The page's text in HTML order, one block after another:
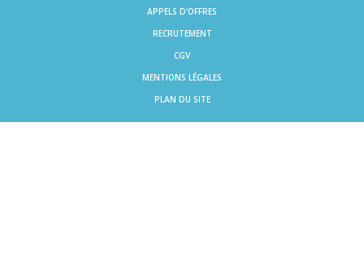
APPELS D'OFFRES
RECRUTEMENT
CGV
MENTIONS LÉGALES
PLAN DU SITE